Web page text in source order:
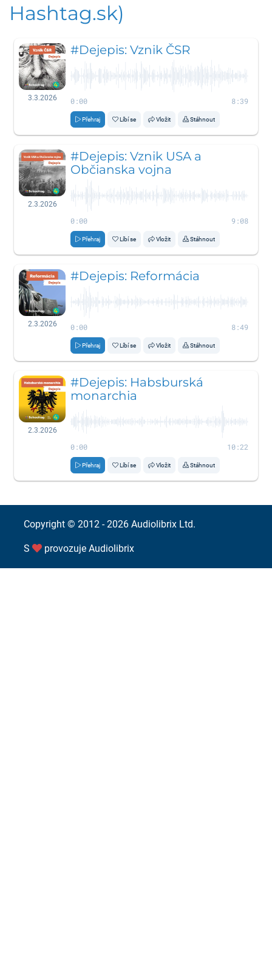
Hashtag.sk)
3.3.2026
#Dejepis: Vznik ČSR
0:00 8:39
Přehraj Líbí se Vložit Stáhnout
2.3.2026
#Dejepis: Vznik USA a
Občianska vojna
0:00 9:08
Přehraj Líbí se Vložit Stáhnout
2.3.2026
#Dejepis: Reformácia
0:00 8:49
Přehraj Líbí se Vložit Stáhnout
2.3.2026
#Dejepis: Habsburská
monarchia
0:00 10:22
Přehraj Líbí se Vložit Stáhnout
Copyright © 2012 - 2026 Audiolibrix Ltd.
S provozuje Audiolibrix